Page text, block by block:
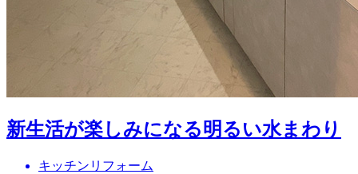
新生活が楽しみになる明るい水まわり
キッチンリフォーム